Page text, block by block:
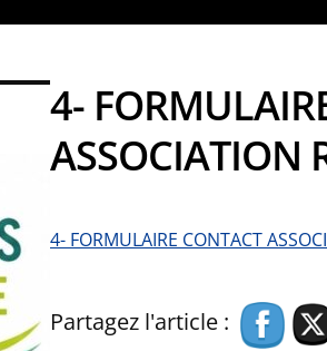
4-
ASSOCIATION
4- FORMULAIRE CONTACT
Partagez l'article :